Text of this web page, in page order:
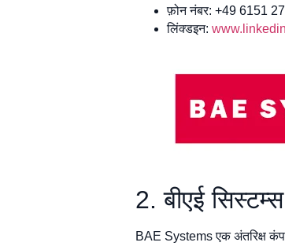
फ़ोन नंबर: +49 6151
लिंक्डइन:
2. बीएई सिस्टम्स
BAE Systems एक अंतरिक्ष